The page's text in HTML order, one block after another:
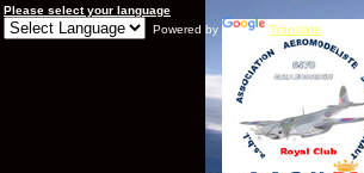
Please select your language
Powered by
Translate